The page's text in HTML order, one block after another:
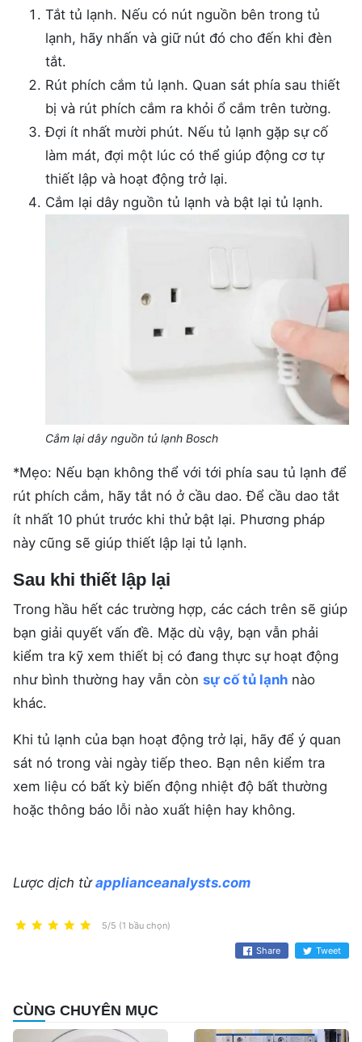
Tắt tủ lạnh. Nếu có nút nguồn bên trong tủ
lạnh, hãy nhấn và giữ nút đó cho đến khi đèn
tắt.
Rút phích cắm tủ lạnh. Quan sát phía sau thiết
bị và rút phích cắm ra khỏi ổ cắm trên tường.
Đợi ít nhất mười phút. Nếu tủ lạnh gặp sự cố
làm mát, đợi một lúc có thể giúp động cơ tự
thiết lập và hoạt động trở lại.
Cắm lại dây nguồn tủ lạnh và bật lại tủ lạnh.
Cắm lại dây nguồn tủ lạnh Bosch
*Mẹo: Nếu bạn không thể với tới phía sau tủ lạnh để
rút phích cắm, hãy tắt nó ở cầu dao. Để cầu dao tắt
ít nhất 10 phút trước khi thử bật lại. Phương pháp
này cũng sẽ giúp thiết lập lại tủ lạnh.
Sau khi thiết lập lại
Trong hầu hết các trường hợp, các cách trên sẽ giúp
bạn giải quyết vấn đề. Mặc dù vậy, bạn vẫn phải
kiểm tra kỹ xem thiết bị có đang thực sự hoạt động
như bình thường hay vẫn còn sự cố tủ lạnh nào
khác.
Khi tủ lạnh của bạn hoạt động trở lại, hãy để ý quan
sát nó trong vài ngày tiếp theo. Bạn nên kiểm tra
xem liệu có bất kỳ biến động nhiệt độ bất thường
hoặc thông báo lỗi nào xuất hiện hay không.
Lược dịch từapplianceanalysts.com
5/5 (1 bầu chọn)
Share Tweet
CÙNG CHUYÊN MỤC